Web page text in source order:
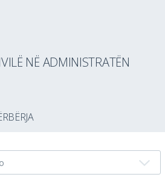
NË ADMINISTRATËN